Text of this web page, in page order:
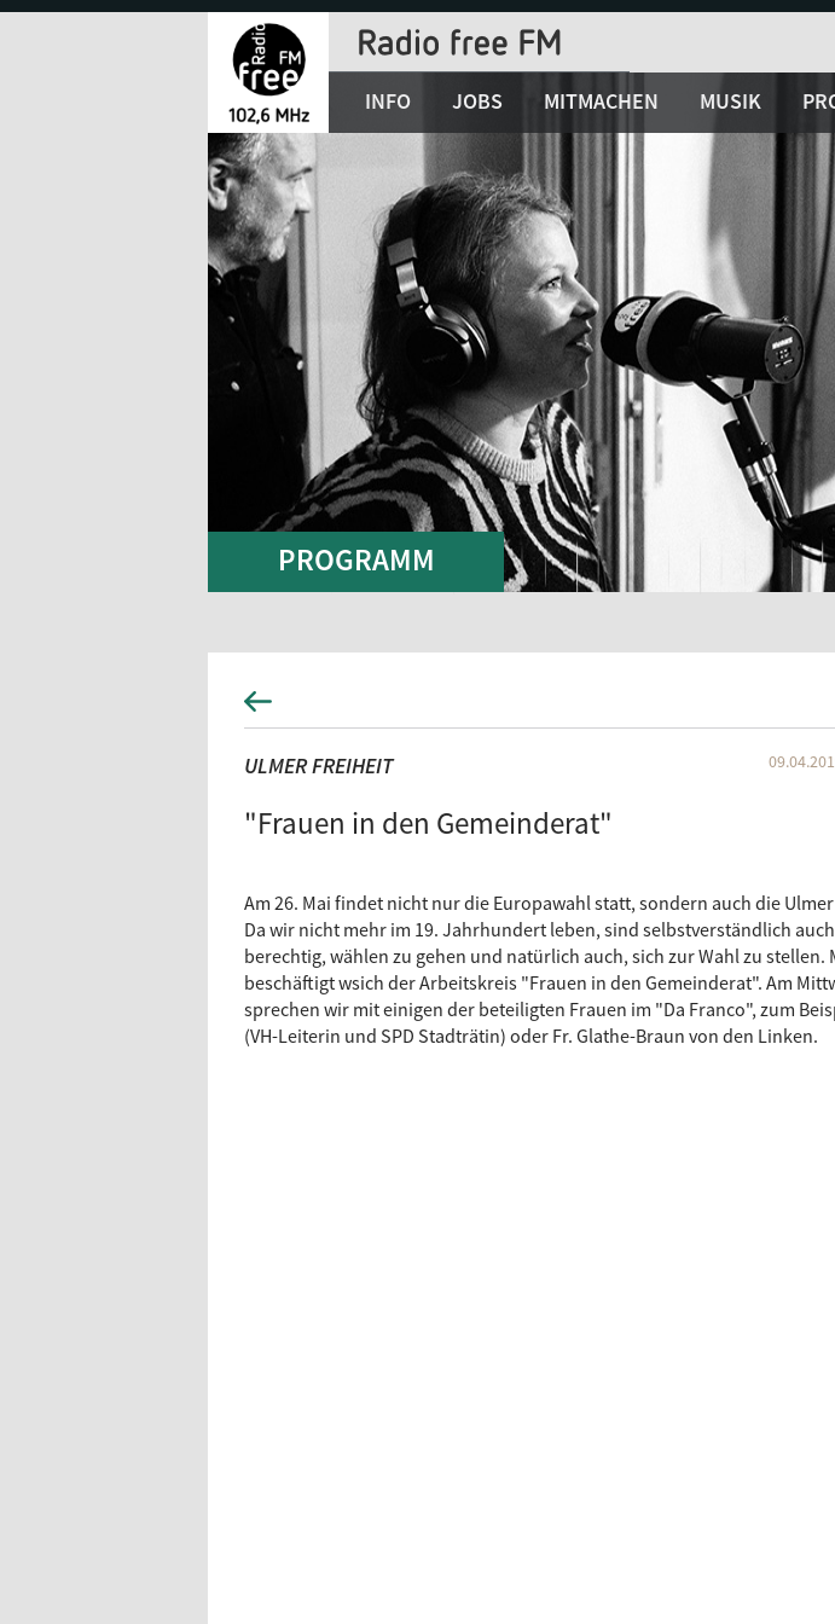
Jump
INFO JOBS MITMACHEN MUSIK
PROGRAMM
ULMER FREIHEIT
"Frauen in den Gemeinderat"
Am 26. Mai findet nicht nur die Europawahl statt, sondern auch die
Da wir nicht mehr im 19. Jahrhundert leben, sind selbstverständlich
berechtig, wählen zu gehen und natürlich auch, sich zur Wahl zu stellen.
beschäftigt wsich der Arbeitskreis "Frauen in den Gemeinderat". Am
sprechen wir mit einigen der beteiligten Frauen im "Da Franco", zum
(VH-Leiterin und SPD Stadträtin) oder Fr. Glathe-Braun von den Linken.